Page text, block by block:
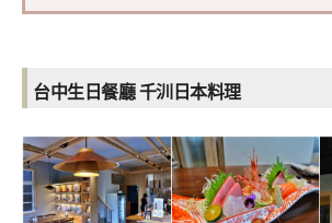
台中生日餐廳 千汌日本料理